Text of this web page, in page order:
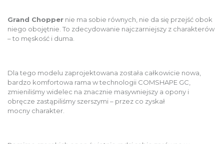
Grand Chopper nie ma sobie równych, nie da się przejść obok
niego obojętnie. To zdecydowanie najczarniejszy z charakterów
– to męskość i duma.
Dla tego modelu zaprojektowana została całkowicie nowa,
bardzo komfortowa rama w technologii COMSHAPE GC,
zmieniliśmy widelec na znacznie masywniejszy a opony i
obręcze zastąpiliśmy szerszymi – przez co zyskał
mocny charakter.